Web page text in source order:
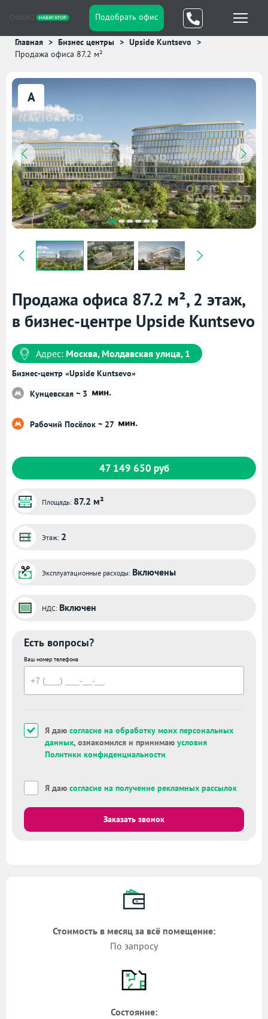
Подобрать офис
Главная Бизнес центры
Upside Kuntsevo
Продажа офиса 87.2 м²
A
Продажа офиса 87.2 м², 2 этаж,
в бизнес-центре Upside Kuntsevo
Адрес: Москва, Молдавская улица, 1
Бизнес-центр «Upside Kuntsevo»
Кунцевская ~ 3
Рабочий Посёлок ~ 27
47 149 650 руб
Площадь: 87.2 м²
Этаж: 2
Эксплуатационные расходы: Включены
НДС: Включен
Есть вопросы?
Ваш номер телефона
Я даю согласие на обработку моих персональных
данных, ознакомился и принимаю условия
Политики конфиденциальности
Я даю согласие на получение рекламных рассылок
Заказать звонок
Стоимость в месяц за всё помещение:
По запросу
Состояние: